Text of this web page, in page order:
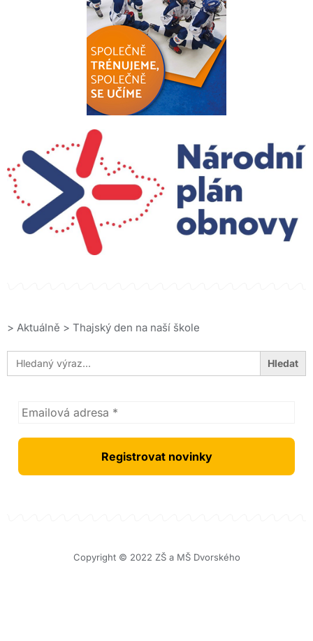
> Aktuálně > Thajský den na naší škole
Search
for:
Copyright © 2022 ZŠ a MŠ Dvorského